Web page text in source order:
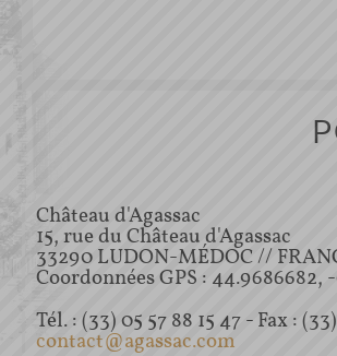
Château d'Agassac
15, rue du Château d'Agassac
33290 LUDON-MÉDOC //
Coordonnées GPS : 44.9686682, -
Tél. : (33) 05 57 88 15 47 - Fax :
contact@agassac.com